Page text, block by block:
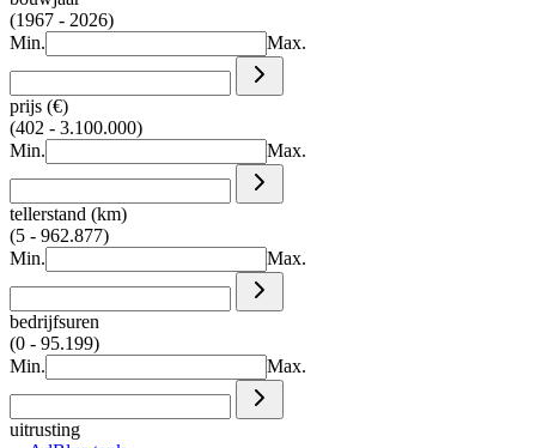
(1967 - 2026)
Min.
Max.
prijs (€)
(402 - 3.100.000)
Min.
Max.
tellerstand (km)
(5 - 962.877)
Min.
Max.
bedrijfsuren
(0 - 95.199)
Min.
Max.
uitrusting